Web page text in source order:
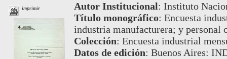
imprimir Autor Institucional: Instituto
Título monográfico: Encuesta
industria manufacturera; y personal
Colección: Encuesta industrial
Datos de edición: Buenos Aires: